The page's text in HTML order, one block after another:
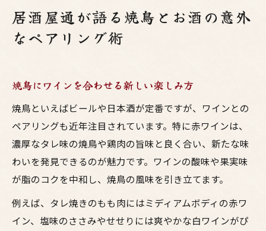
居酒屋通が語る焼鳥とお酒の意外
なペアリング術
焼鳥にワインを合わせる新しい楽しみ方
焼鳥といえばビールや日本酒が定番ですが、ワインとの
ペアリングも近年注目されています。特に赤ワインは、
濃厚なタレ味の焼鳥や鶏肉の旨味と良く合い、新たな味
わいを発見できるのが魅力です。ワインの酸味や果実味
が脂のコクを中和し、焼鳥の風味を引き立てます。
例えば、タレ焼きのもも肉にはミディアムボディの赤ワ
イン、塩味のささみやせせりには爽やかな白ワインがぴ